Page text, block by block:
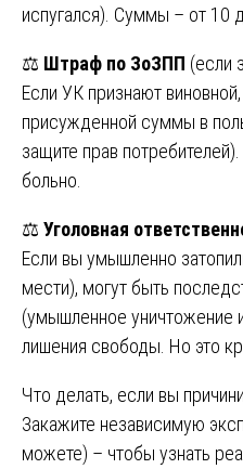
испугался). Суммы – от 10
⚖ Штраф по ЗоЗПП (если
Если УК признают
присужденной суммы в
защите прав
больно.
⚖ Уголовная
Если вы умышленно
мести), могут быть
(умышленное уничтожение
лишения свободы. Но это
Что делать, если вы
Закажите независимую
можете) – чтобы узнать